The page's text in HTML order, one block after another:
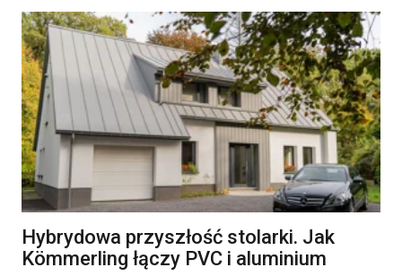
Hybrydowa przyszłość stolarki. Jak
Kömmerling łączy PVC i aluminium